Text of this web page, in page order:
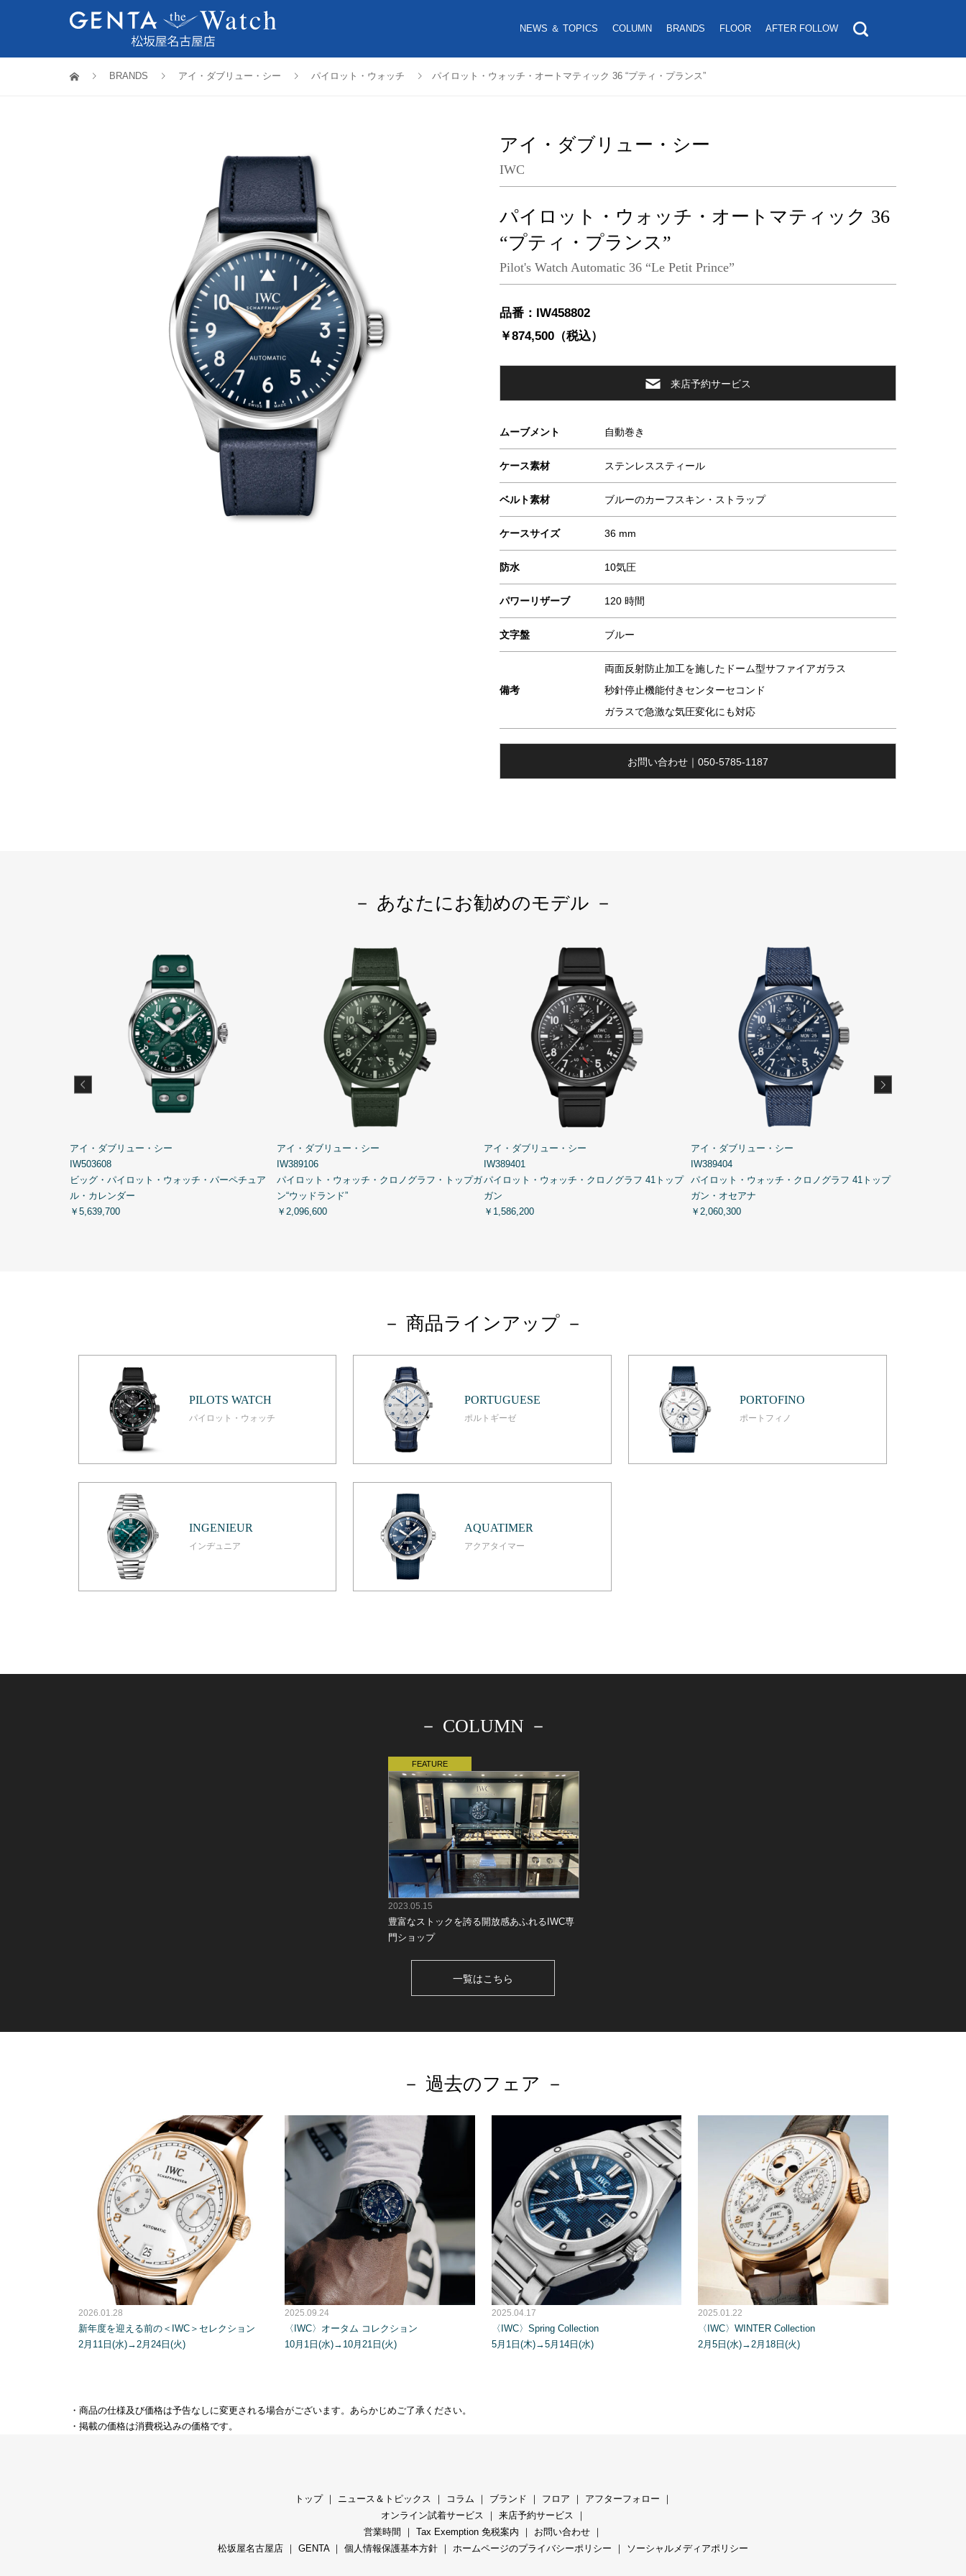
NEWS ＆ TOPICS COLUMN BRANDS FLOOR AFTER FOLLOW
BRANDS アイ・ダブリュー・シー パイロット・ウォッチ パイロット・ウォッチ・オートマティック 36 “プティ・プランス”
アイ・ダブリュー・シー
IWC
パイロット・ウォッチ・オートマティック 36
“プティ・プランス”
Pilot's Watch Automatic 36 “Le Petit Prince”
品番：IW458802
￥874,500（税込）
来店予約サービス
ムーブメント 自動巻き
ケース素材 ステンレススティール
ベルト素材 ブルーのカーフスキン・ストラップ
ケースサイズ 36 mm
防水 10気圧
パワーリザーブ 120 時間
文字盤 ブルー
備考
両面反射防止加工を施したドーム型サファイアガラス
秒針停止機能付きセンターセコンド
ガラスで急激な気圧変化にも対応
お問い合わせ｜050-5785-1187
－ あなたにお勧めのモデル －
アイ・ダブリュー・シー
IW503608
ビッグ・パイロット・ウォッチ・パーペチュア
ル・カレンダー
￥5,639,700
アイ・ダブリュー・シー
IW389106
パイロット・ウォッチ・クロノグラフ・トップガ
ン“ウッドランド”
￥2,096,600
アイ・ダブリュー・シー
IW389401
パイロット・ウォッチ・クロノグラフ 41トップ
ガン
￥1,586,200
アイ・ダブリュー・シー
IW389404
パイロット・ウォッチ・クロノグラフ 41トップ
ガン・オセアナ
￥2,060,300
－ 商品ラインアップ －
PILOTS WATCH
パイロット・ウォッチ
PORTUGUESE
ポルトギーゼ
PORTOFINO
ポートフィノ
INGENIEUR
インヂュニア
AQUATIMER
アクアタイマー
－ COLUMN －
2023.05.15
豊富なストックを誇る開放感あふれるIWC専
門ショップ
一覧はこちら
－ 過去のフェア －
2026.01.28
新年度を迎える前の＜IWC＞セレクション
2月11日(水)→2月24日(火)
2025.09.24
〈IWC〉オータム コレクション
10月1日(水)→10月21日(火)
2025.04.17
〈IWC〉Spring Collection
5月1日(木)→5月14日(水)
2025.01.22
〈IWC〉WINTER Collection
2月5日(水)→2月18日(火)
・商品の仕様及び価格は予告なしに変更される場合がございます。あらかじめご了承ください。
・掲載の価格は消費税込みの価格です。
トップ｜ ニュース＆トピックス ｜ コラム ｜ ブランド ｜ フロア ｜ アフターフォロー ｜
オンライン試着サービス ｜ 来店予約サービス ｜
営業時間
｜ Tax Exemption 免税案内 ｜ お問い合わせ ｜
松坂屋名古屋店 ｜ GENTA｜ 個人情報保護基本方針 ｜ ホームページのプライバシーポリシー ｜ ソーシャルメディアポリシー